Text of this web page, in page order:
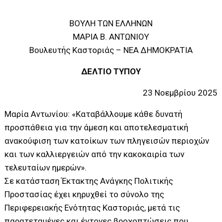
ΒΟΥΛΗ ΤΩΝ ΕΛΛΗΝΩΝ
ΜΑΡΙΑ Β. ΑΝΤΩΝΙΟΥ
Βουλευτής Καστοριάς – ΝΕΑ ΔΗΜΟΚΡΑΤΙΑ
ΔΕΛΤΙΟ ΤΥΠΟΥ
23 Νοεμβρίου 2025
Μαρία Αντωνίου: «Καταβάλλουμε κάθε δυνατή
προσπάθεια για την άμεση και αποτελεσματική
ανακούφιση των κατοίκων των πληγεισών περιοχών
και των καλλιεργειών από την κακοκαιρία των
τελευταίων ημερών».
Σε κατάσταση Έκτακτης Ανάγκης Πολιτικής
Προστασίας έχει κηρυχθεί το σύνολο της
Περιφερειακής Ενότητας Καστοριάς, μετά τις